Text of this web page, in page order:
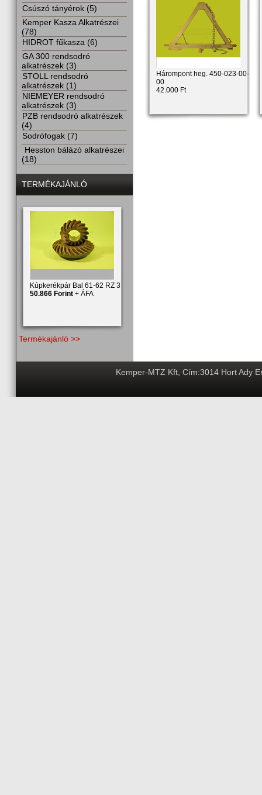
Hárompont heg. 450-023-00-
00
42.000 Ft
Csúszó tányérok (5)
Kemper Kasza Alkatrészei
(78)
HIDROT fűkasza (6)
GA 300 rendsodró
alkatrészek (3)
STOLL rendsodró
alkatrészek (1)
NIEMEYER rendsodró
alkatrészek (3)
PZB rendsodró alkatrészek
(4)
Sodrófogak (7)
Hesston bálázó alkatrészei
(18)
TERMÉKAJÁNLÓ
Kúpkerékpár Bal 61-62 RZ 3
50.866 Forint + ÁFA
Termékajánló >>
Kemper-MTZ Kft, Cím:3014 Hort Ady